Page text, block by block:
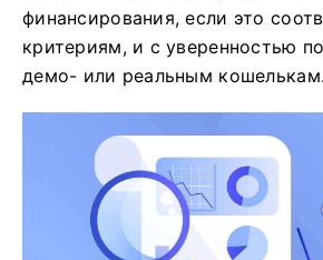
финансирования, если это
критериям, и с уверенностью
демо- или реальным кошелькам.